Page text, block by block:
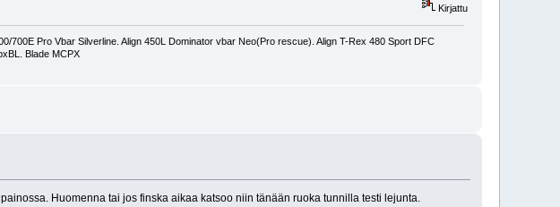
Kirjattu
700E Pro Vbar Silverline. Align 450L Dominator vbar Neo(Pro rescue). Align T-Rex 480 Sport DFC
Blade MCPX
Huomenna tai jos finska aikaa katsoo niin tänään ruoka tunnilla testi lejunta.